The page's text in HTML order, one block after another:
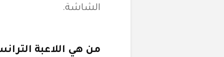
الشاشة.
من هي اللاعبة الترانس